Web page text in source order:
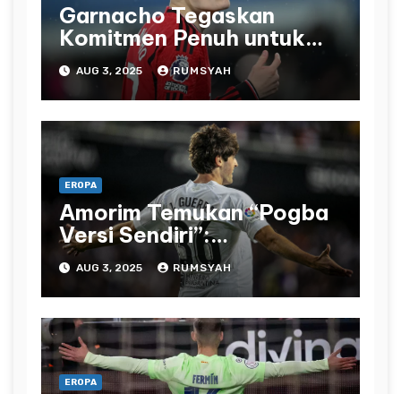
Garnacho Tegaskan
Komitmen Penuh untuk
Manchester United
AUG 3, 2025 RUMSYAH
EROPA
Amorim Temukan “Pogba
Versi Sendiri”:
Manchester United Bidik
Javi Guerra
AUG 3, 2025 RUMSYAH
EROPA